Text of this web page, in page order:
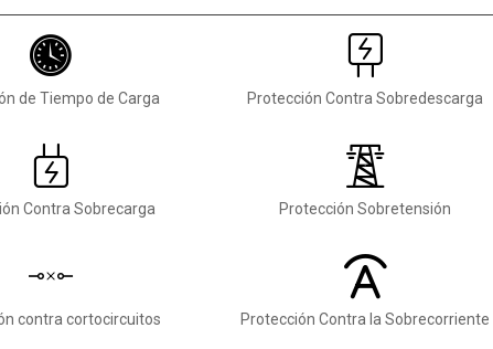
de Tiempo de Carga Protección Contra Sobredescarga
Contra Sobrecarga Protección Sobretensión
contra cortocircuitos Protección Contra la Sobrecorriente